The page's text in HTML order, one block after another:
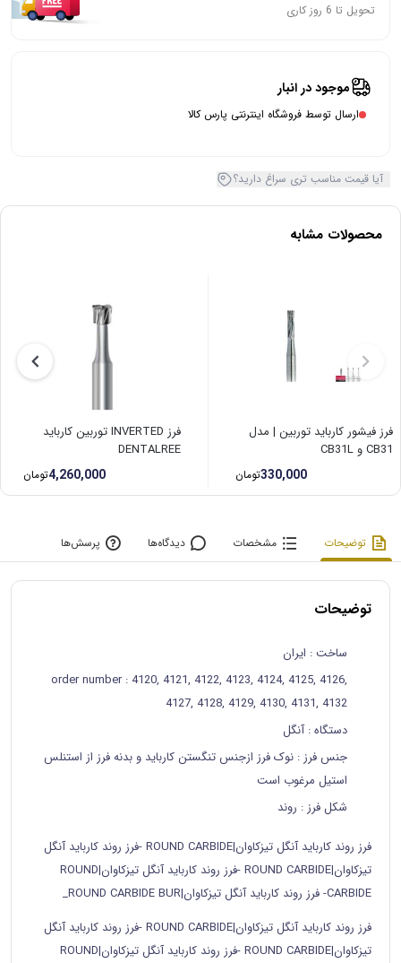
تحویل تا 6 روز کاری
موجود در انبار
ارسال توسط فروشگاه اینترنتی پارس کالا
آیا قیمت مناسب تری سراغ دارید؟
محصولات مشابه
فرز فیشور کارباید توربین | مدل
CB31 و CB31L
330,000تومان
فرز INVERTED توربین کارباید
DENTALREE
4,260,000تومان
توضیحات مشخصات دیدگاه‌ها پرسش‌ها
توضیحات
ساخت : ایران
order number: 4120, 4121, 4122, 4123, 4124, 4125, 4126,
4127, 4128, 4129, 4130, 4131, 4132
دستگاه: آنگل
جنس فرز : نوک فرز ازجنس تنگستن کارباید و بدنه فرز از استنلس
استیل مرغوب است
شکل فرز : روند
فرز روند کارباید آنگل تیزکاوان|ROUND CARBIDE -فرز روند کارباید آنگل
تیزکاوان|ROUND CARBIDE -فرز روند کارباید آنگل تیزکاوان|ROUND
CARBIDE- فرز روند کارباید آنگل تیزکاوان|ROUND CARBIDE BUR_
فرز روند کارباید آنگل تیزکاوان|ROUND CARBIDE -فرز روند کارباید آنگل
تیزکاوان|ROUND CARBIDE -فرز روند کارباید آنگل تیزکاوان|ROUND